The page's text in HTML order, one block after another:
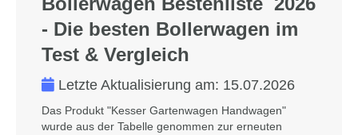
- Die besten Bollerwagen im
Test & Vergleich
Letzte Aktualisierung am: 15.07.2026
Das Produkt "Kesser Gartenwagen Handwagen"
wurde aus der Tabelle genommen zur erneuten